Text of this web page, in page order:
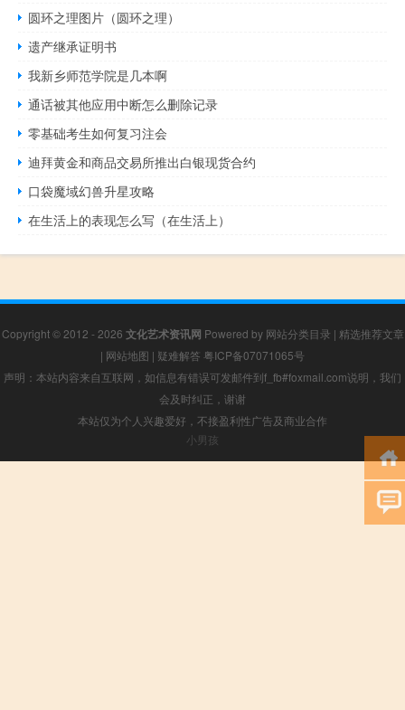
圆环之理图片（圆环之理）
遗产继承证明书
我新乡师范学院是几本啊
通话被其他应用中断怎么删除记录
零基础考生如何复习注会
迪拜黄金和商品交易所推出白银现货合约
口袋魔域幻兽升星攻略
在生活上的表现怎么写（在生活上）
Copyright © 2012 - 2026 文化艺术资讯网 Powered by 网站分类目录 | 精选推荐文章
| 网站地图 | 疑难解答 粤ICP备07071065号
声明：本站内容来自互联网，如信息有错误可发邮件到f_fb#foxmail.com说明，我们
会及时纠正，谢谢
本站仅为个人兴趣爱好，不接盈利性广告及商业合作
小男孩